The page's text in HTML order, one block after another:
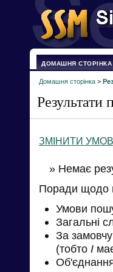
ДОМАШНЯ СТОРІНКА
Домашня сторінка >
Результати
ЗМІНИТИ
» Немає
Поради щодо
Умови
Загальні
За
(тобто І
Об'єднання